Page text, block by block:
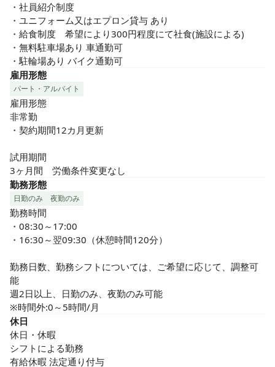
・社員紹介制度
・ユニフォーム又はエプロン貸与 あり
・給食制度　希望により300円程度にて社食(施設による)
・無料駐車場あり 車通勤可
・駐輪場あり バイク通勤可
雇用形態
パート・アルバイト
雇用形態
非常勤
・契約期間12カ月更新
試用期間
3ヶ月間　労働条件変更なし
勤務形態
日勤のみ 夜勤のみ
勤務時間
・08:30～17:00
・16:30～翌09:30（休憩時間120分）
勤務日数、勤務シフトについては、ご希望に応じて、調整可
能
週2日以上、日勤のみ、夜勤のみ可能
※時間外:0～5時間/月
休日
休日・休暇
シフトによる勤務
有給休暇 法定通り付与